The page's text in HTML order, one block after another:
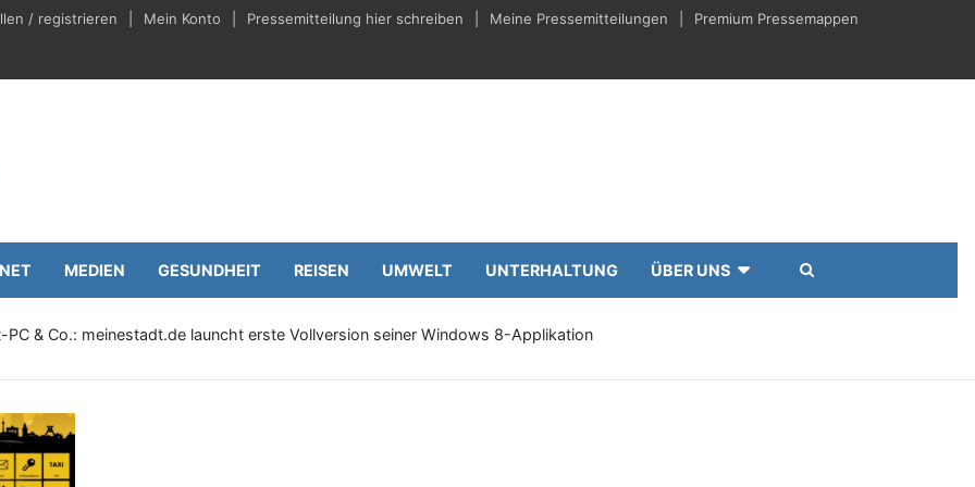
/ registrieren Mein Konto Pressemitteilung hier schreiben Meine Pressemitteilungen Premium Pressemappen
MEDIEN GESUNDHEIT REISEN UMWELT UNTERHALTUNG ÜBER UNS
PC & Co.: meinestadt.de launcht erste Vollversion seiner Windows 8-Applikation